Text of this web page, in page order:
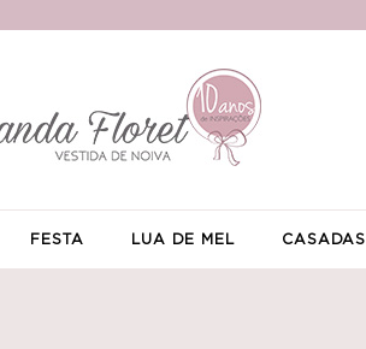
FESTA LUA DE MEL CASADAS